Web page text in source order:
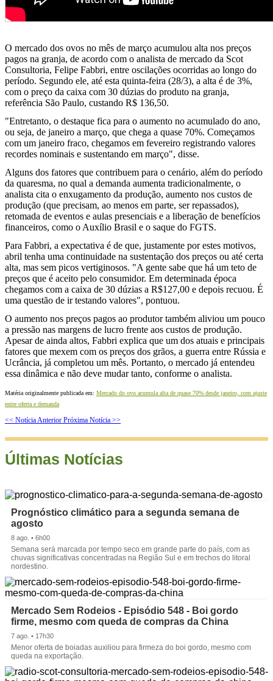
O mercado dos ovos no mês de março acumulou alta nos preços
pagos na granja, de acordo com o analista de mercado da Scot
Consultoria, Felipe Fabbri, entre oscilações ocorridas ao longo do
período. Segundo ele, até esta quinta-feira (28/3), a alta é de 3%,
com o preço da caixa com 30 dúzias do produto na granja,
referência São Paulo, custando R$ 136,50.
"Entretanto, o destaque fica para o aumento no acumulado do ano,
ou seja, de janeiro a março, que chega a quase 70%. Começamos
com um janeiro fraco, chegamos em fevereiro registrando valores
recordes nominais e sustentando em março", disse.
Alguns dos fatores que contribuem para o cenário, além do período
da quaresma, no qual a demanda aumenta tradicionalmente, o
analista cita o enxugamento da produção, aumento nos custos de
produção (que precisam, ao menos em parte, ser repassados),
retomada de eventos e aulas presenciais e a liberação de benefícios
financeiros, como o Auxílio Brasil e o saque do FGTS.
Para Fabbri, a expectativa é de que, justamente por estes motivos,
abril tenha uma continuidade na sustentação dos preços ou até certa
alta, mas sem picos vertiginosos. "A gente sabe que há um teto de
preços que é aceito pelo consumidor. Em determinada época
chegamos com a caixa de 30 dúzias a R$127,00 e depois recuou. É
uma questão de ir testando valores", pontuou.
O aumento nos preços pagos ao produtor também aliviou um pouco
a pressão nas margens de lucro frente aos custos de produção.
Apesar de ainda altos, Fabbri explica que um dos atuais e principais
fatores que mexem com os preços dos grãos, a guerra entre Rússia e
Ucrância, já completou um mês. Portanto, o mercado já entendeu
essa dinâmica e não deve mudar tanto, conforme o analista.
Matéria originalmente publicada em: Mercado do ovo acumula alta de quase 70% desde janeiro, com ajuste
entre oferta e demanda
<< Notícia Anterior Próxima Notícia >>
Últimas Notícias
Prognóstico climático para a segunda semana de
agosto
8 ago. • 6h00
Semana será marcada por tempo seco em grande parte do país, com as
chuvas significativas concentradas na Região Sul e em trechos do litoral
nordestino.
Mercado Sem Rodeios - Episódio 548 - Boi gordo
firme, mesmo com queda de compras da China
7 ago. • 17h30
Menor oferta de boiadas auxiliou para firmeza do boi gordo, mesmo com
queda na exportação.